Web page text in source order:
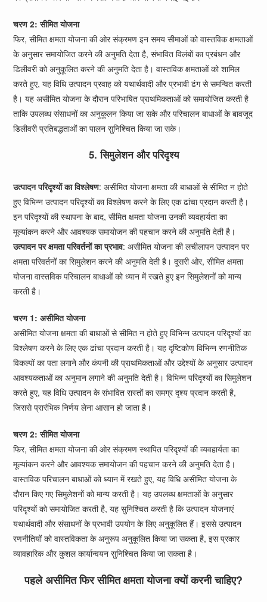
चरण 2: सीमित योजना
फिर, सीमित क्षमता योजना की ओर संक्रमण इन समय सीमाओं को वास्तविक क्षमताओं
के अनुसार समायोजित करने की अनुमति देता है, संभावित विलंबों का प्रबंधन और
डिलीवरी को अनुकूलित करने की अनुमति देता है। वास्तविक क्षमताओं को शामिल
करते हुए, यह विधि उत्पादन प्रवाह को यथार्थवादी और प्रभावी ढंग से समन्वित करती
है। यह असीमित योजना के दौरान परिभाषित प्राथमिकताओं को समायोजित करती है
ताकि उपलब्ध संसाधनों का अनुकूलन किया जा सके और परिचालन बाधाओं के बावजूद
डिलीवरी प्रतिबद्धताओं का पालन सुनिश्चित किया जा सके।
5. सिमुलेशन और परिदृश्य
उत्पादन परिदृश्यों का विश्लेषण: असीमित योजना क्षमता की बाधाओं से सीमित न होते
हुए विभिन्न उत्पादन परिदृश्यों का विश्लेषण करने के लिए एक ढांचा प्रदान करती है।
इन परिदृश्यों की स्थापना के बाद, सीमित क्षमता योजना उनकी व्यवहार्यता का
मूल्यांकन करने और आवश्यक समायोजन की पहचान करने की अनुमति देती है।
उत्पादन पर क्षमता परिवर्तनों का प्रभाव: असीमित योजना की लचीलापन उत्पादन पर
क्षमता परिवर्तनों का सिमुलेशन करने की अनुमति देती है। दूसरी ओर, सीमित क्षमता
योजना वास्तविक परिचालन बाधाओं को ध्यान में रखते हुए इन सिमुलेशनों को मान्य
करती है।
चरण 1: असीमित योजना
असीमित योजना क्षमता की बाधाओं से सीमित न होते हुए विभिन्न उत्पादन परिदृश्यों का
विश्लेषण करने के लिए एक ढांचा प्रदान करती है। यह दृष्टिकोण विभिन्न रणनीतिक
विकल्पों का पता लगाने और कंपनी की प्राथमिकताओं और उद्देश्यों के अनुसार उत्पादन
आवश्यकताओं का अनुमान लगाने की अनुमति देती है। विभिन्न परिदृश्यों का सिमुलेशन
करते हुए, यह विधि उत्पादन के संभावित रास्तों का समग्र दृश्य प्रदान करती है,
जिससे प्रारंभिक निर्णय लेना आसान हो जाता है।
चरण 2: सीमित योजना
फिर, सीमित क्षमता योजना की ओर संक्रमण स्थापित परिदृश्यों की व्यवहार्यता का
मूल्यांकन करने और आवश्यक समायोजन की पहचान करने की अनुमति देता है।
वास्तविक परिचालन बाधाओं को ध्यान में रखते हुए, यह विधि असीमित योजना के
दौरान किए गए सिमुलेशनों को मान्य करती है। यह उपलब्ध क्षमताओं के अनुसार
परिदृश्यों को समायोजित करती है, यह सुनिश्चित करती है कि उत्पादन योजनाएं
यथार्थवादी और संसाधनों के प्रभावी उपयोग के लिए अनुकूलित हैं। इससे उत्पादन
रणनीतियों को वास्तविकता के अनुरूप अनुकूलित किया जा सकता है, इस प्रकार
व्यावहारिक और कुशल कार्यान्वयन सुनिश्चित किया जा सकता है।
पहले असीमित फिर सीमित क्षमता योजना क्यों करनी चाहिए?